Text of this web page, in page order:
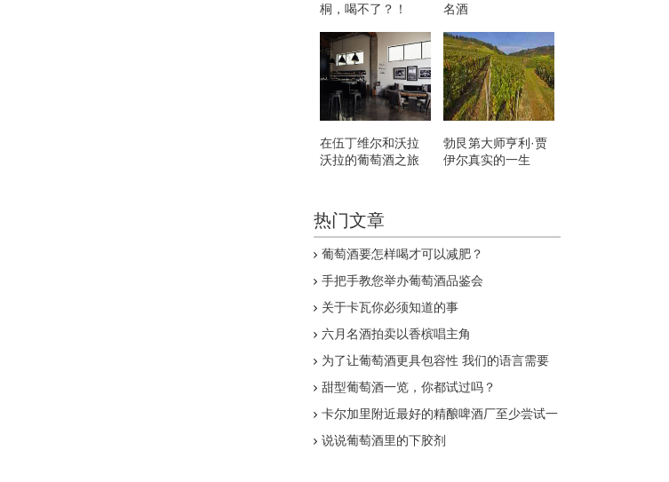
桐，喝不了？！
名酒
在伍丁维尔和沃拉
沃拉的葡萄酒之旅
勃艮第大师亨利·贾
伊尔真实的一生
热门文章
葡萄酒要怎样喝才可以减肥？
手把手教您举办葡萄酒品鉴会
关于卡瓦你必须知道的事
六月名酒拍卖以香槟唱主角
为了让葡萄酒更具包容性 我们的语言需要
甜型葡萄酒一览，你都试过吗？
卡尔加里附近最好的精酿啤酒厂至少尝试一
说说葡萄酒里的下胶剂